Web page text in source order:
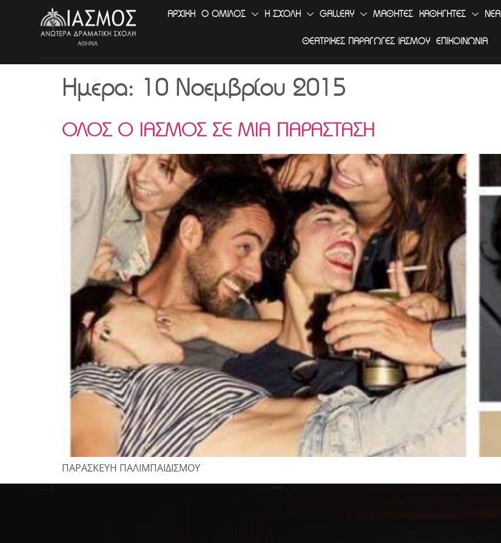
ΑΡΧΙΚΉ Ο ΟΜΙΛΟΣ Η ΣΧΟΛΗ GALLERY ΜΑΘΗΤΕΣ ΚΑΘΗΓΗΤΕΣ ΝΕΑ
ΘΕΑΤΡΙΚΕΣ ΠΑΡΑΓΩΓΕΣ ΙΑΣΜΟΥ ΕΠΙΚΟΙΝΩΝΙΑ
Ημέρα: 10 Νοεμβρίου 2015
ΟΛΟΣ Ο ΙΑΣΜΟΣ ΣΕ ΜΙΑ ΠΑΡΑΣΤΑΣΗ
ΠΑΡΑΣΚΕΥΗ ΠΑΛΙΜΠΑΙΔΙΣΜΟΥ